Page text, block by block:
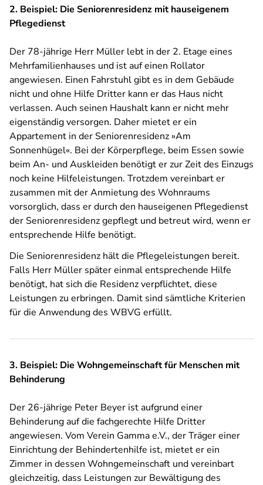
2. Beispiel: Die Seniorenresidenz mit hauseigenem
Pflegedienst
Der 78-jährige Herr Müller lebt in der 2. Etage eines
Mehrfamilienhauses und ist auf einen Rollator
angewiesen. Einen Fahrstuhl gibt es in dem Gebäude
nicht und ohne Hilfe Dritter kann er das Haus nicht
verlassen. Auch seinen Haushalt kann er nicht mehr
eigenständig versorgen. Daher mietet er ein
Appartement in der Seniorenresidenz »Am
Sonnenhügel«. Bei der Körperpflege, beim Essen sowie
beim An- und Auskleiden benötigt er zur Zeit des Einzugs
noch keine Hilfeleistungen. Trotzdem vereinbart er
zusammen mit der Anmietung des Wohnraums
vorsorglich, dass er durch den hauseigenen Pflegedienst
der Seniorenresidenz gepflegt und betreut wird, wenn er
entsprechende Hilfe benötigt.
Die Seniorenresidenz hält die Pflegeleistungen bereit.
Falls Herr Müller später einmal entsprechende Hilfe
benötigt, hat sich die Residenz verpflichtet, diese
Leistungen zu erbringen. Damit sind sämtliche Kriterien
für die Anwendung des WBVG erfüllt.
3. Beispiel: Die Wohngemeinschaft für Menschen mit
Behinderung
Der 26-jährige Peter Beyer ist aufgrund einer
Behinderung auf die fachgerechte Hilfe Dritter
angewiesen. Vom Verein Gamma e.V., der Träger einer
Einrichtung der Behindertenhilfe ist, mietet er ein
Zimmer in dessen Wohngemeinschaft und vereinbart
gleichzeitig, dass Leistungen zur Bewältigung des